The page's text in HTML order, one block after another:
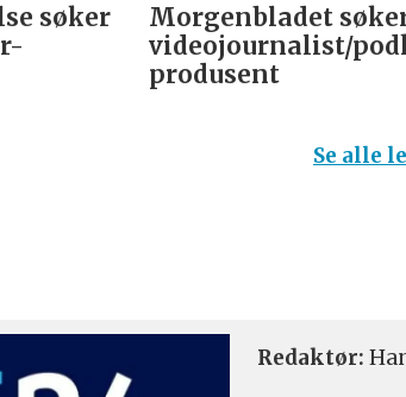
søker
Morgenbladet
videojournalist/
produsent
Se alle
Redaktør: